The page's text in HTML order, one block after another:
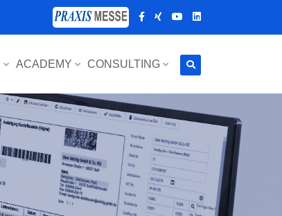
ACADEMY CONSULTING